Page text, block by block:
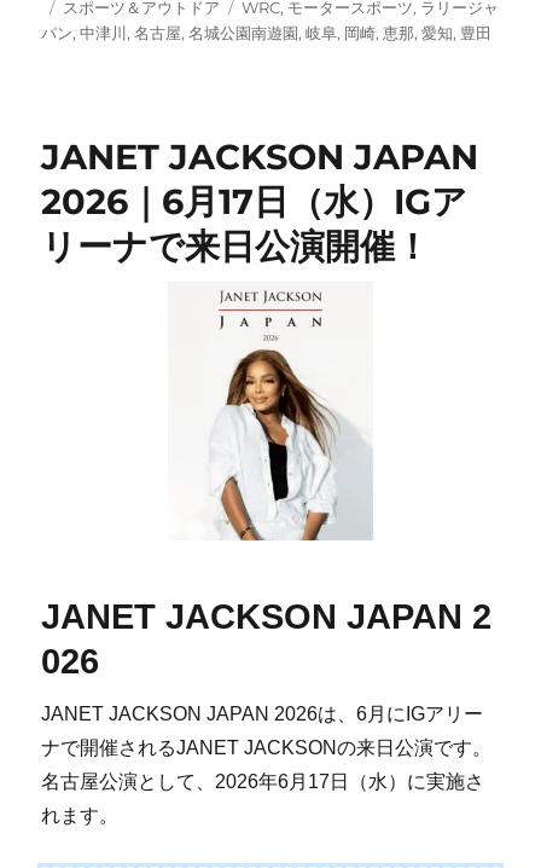
投
稿
カ
テ
スポーツ＆アウトドア
タ
グ
WRC, モータースポーツ, ラリージャ
パン,中津川,名古屋,名城公園南遊園,岐阜, 岡崎,恵那,愛知, 豊田
JANET JACKSON JAPAN
2026｜6月17日（水）IGア
リーナで来日公演開催！
JANET JACKSON JAPAN 2
026
JANET JACKSON JAPAN 2026は、6月にIGアリー
ナで開催されるJANET JACKSONの来日公演です。
名古屋公演として、2026年6月17日（水）に実施さ
れます。